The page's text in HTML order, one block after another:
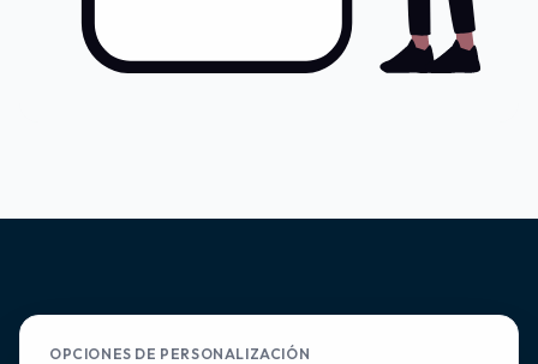
OPCIONES DE PERSONALIZACIÓN